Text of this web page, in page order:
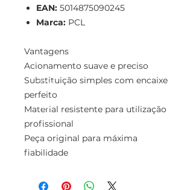
EAN: 5014875090245
Marca: PCL
Vantagens
Acionamento suave e preciso
Substituição simples com encaixe
perfeito
Material resistente para utilização
profissional
Peça original para máxima
fiabilidade